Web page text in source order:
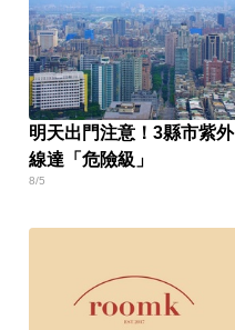
明天出門注意！3縣市紫外
線達「危險級」
8/5